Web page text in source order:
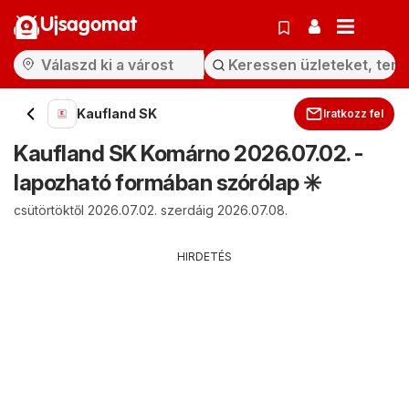
Ujsagomat
Kaufland SK Iratkozz fel
Kaufland SK Komárno 2026.07.02. -
lapozható formában szórólap ✳️
csütörtöktől 2026.07.02. szerdáig 2026.07.08.
HIRDETÉS